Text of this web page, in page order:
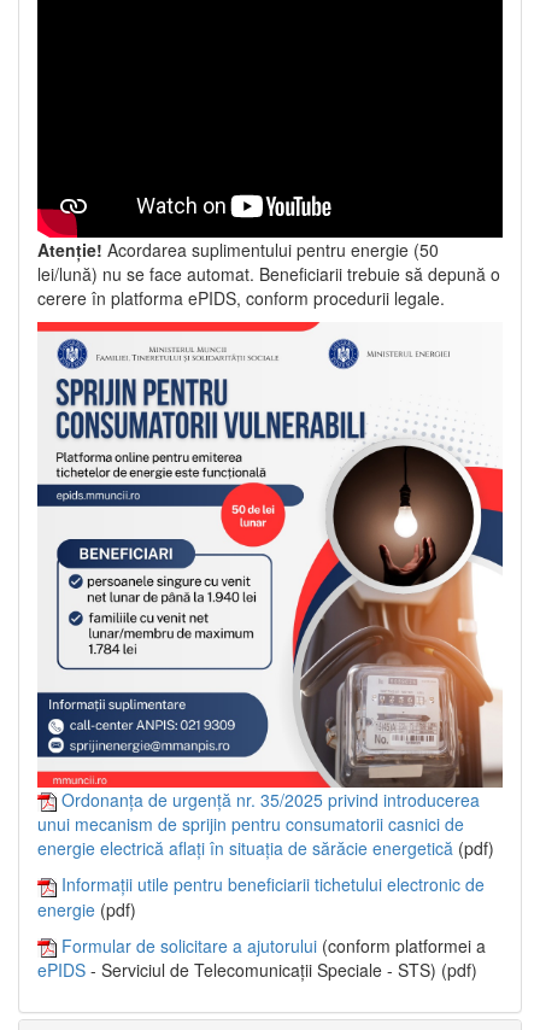
Atenție! Acordarea suplimentului pentru energie (50
lei/lună) nu se face automat. Beneficiarii trebuie să depună o
cerere în platforma ePIDS, conform procedurii legale.
Ordonanța de urgență nr. 35/2025 privind introducerea
unui mecanism de sprijin pentru consumatorii casnici de
energie electrică aflați în situația de sărăcie energetică (pdf)
Informații utile pentru beneficiarii tichetului electronic de
energie (pdf)
Formular de solicitare a ajutorului (conform platformei a
ePIDS - Serviciul de Telecomunicații Speciale - STS) (pdf)